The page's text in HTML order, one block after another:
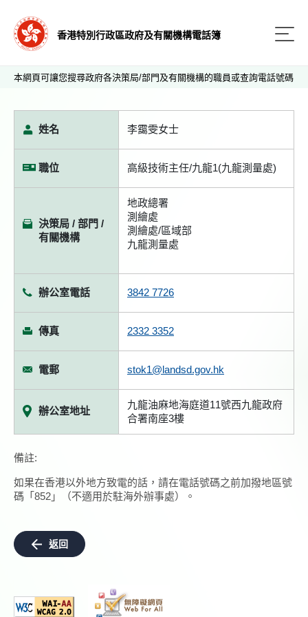
香港特別行政區政府及有關機構電話簿
本網頁可讓您搜尋政府各決策局/部門及有關機構的職員或查詢電話號碼
姓名 李靄雯女士
職位 高級技術主任/九龍1(九龍測量處)
決策局 / 部門 /
有關機構
地政總署
測繪處
測繪處/區域部
九龍測量處
辦公室電話 3842 7726
傳真 2332 3352
電郵 stok1@landsd.gov.hk
辦公室地址
九龍油麻地海庭道11號西九龍政府
合署南座3樓
備註:
如果在香港以外地方致電的話，請在電話號碼之前加撥地區號
碼「852」（不適用於駐海外辦事處）。
返回